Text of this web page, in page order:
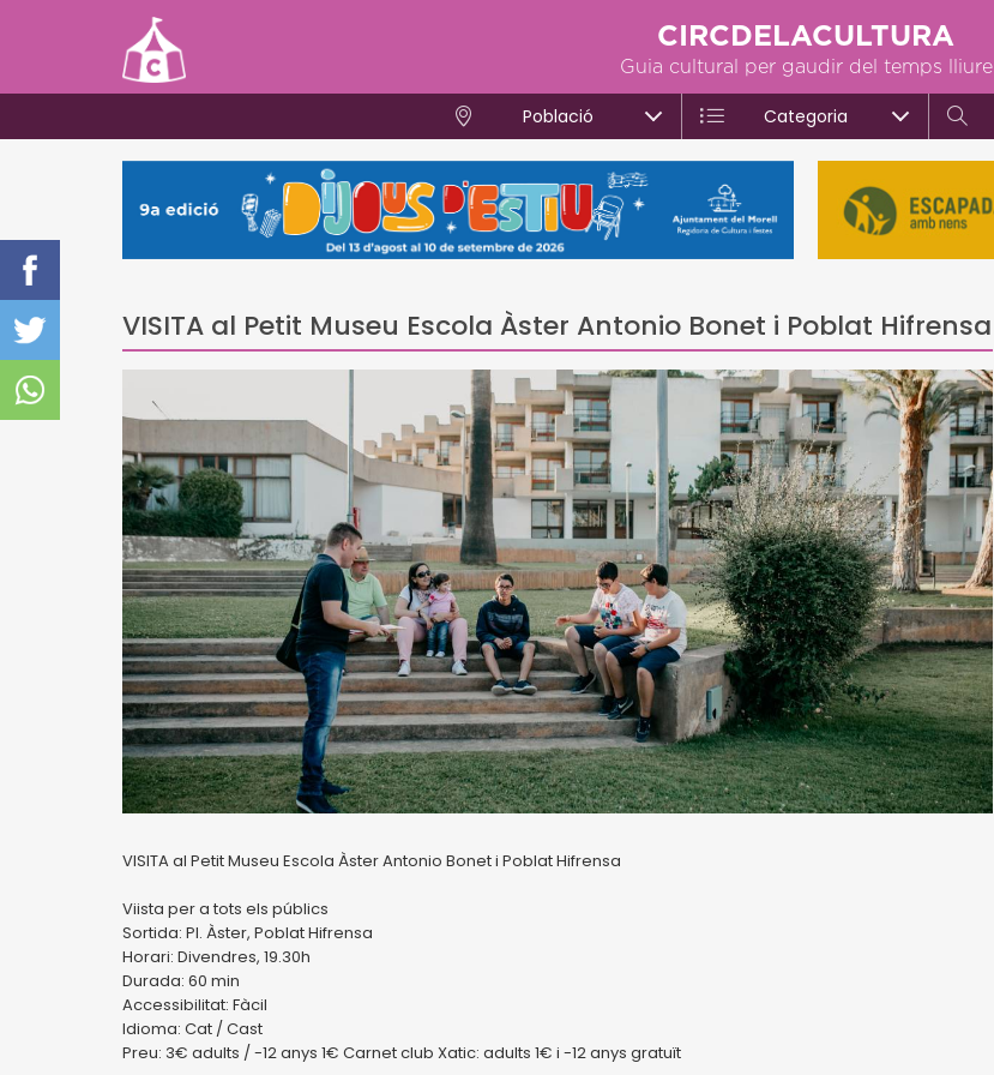
CIRCDELACULTURA
Guia cultural per gaudir del temps lliure
Població Categoria
VISITA al Petit Museu Escola Àster Antonio Bonet i Poblat Hifrensa
VISITA al Petit Museu Escola Àster Antonio Bonet i Poblat Hifrensa
Viista per a tots els públics
Sortida: Pl. Àster, Poblat Hifrensa
Horari: Divendres, 19.30h
Durada: 60 min
Accessibilitat: Fàcil
Idioma: Cat / Cast
Preu: 3€ adults / -12 anys 1€ Carnet club Xatic: adults 1€ i -12 anys gratuït